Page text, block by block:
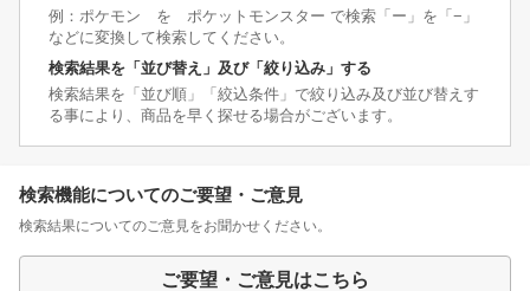
例：ポケモン を ポケットモンスター で検索「ー」を「−」
などに変換して検索してください。
検索結果を「並び替え」及び「絞り込み」する
検索結果を「並び順」「絞込条件」で絞り込み及び並び替えす
る事により、商品を早く探せる場合がございます。
検索機能についてのご要望・ご意見
検索結果についてのご意見をお聞かせください。
ご要望・ご意見はこちら